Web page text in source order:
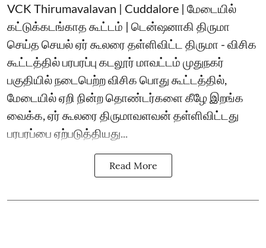
VCK Thirumavalavan | Cuddalore | மேடையில்
கட்டுக்கடங்காத கூட்டம் | டென்ஷனாகி திருமா
செய்த செயல் ஏர் கூலரை தள்ளிவிட்ட திருமா - விசிக
கூட்டத்தில் பரபரப்பு கடலூர் மாவட்டம் முதுநகர்
பகுதியில் நடைபெற்ற விசிக பொது கூட்டத்தில்,
மேடையில் ஏறி நின்ற தொண்டர்களை கீழே இறங்க
வைக்க, ஏர் கூலரை திருமாவளவன் தள்ளிவிட்டது
பரபரப்பை ஏற்படுத்தியது...
Read More